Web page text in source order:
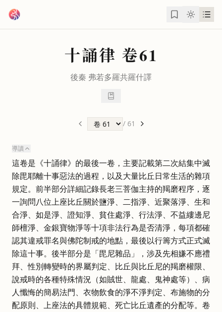
十誦律 卷61
後秦 弗若多羅共羅什譯
/ 61
導讀
這卷是《十誦律》的最後一卷，主要記載第二次結集中滅
除毘耶離十事惡法的過程，以及大量比丘日常生活的雜項
規定。前半部分詳細記錄長老三菩伽主持的羯磨程序，逐
一詢問八位上座比丘關於鹽淨、二指淨、近聚落淨、生和
合淨、如是淨、證知淨、貧住處淨、行法淨、不益縷邊尼
師檀淨、金銀寶物淨等十項非法行為是否清淨，每項都確
認其違戒罪名與佛陀制戒的地點，最後以行籌方式正式滅
除這十事。後半部分是「毘尼雜品」，涉及先相嫌不應禮
拜、性別轉變時的界屬判定、比丘與比丘尼的羯磨權限、
說戒時的各種特殊情況（如賊世、龍處、鬼神處等）、病
人懺悔的簡易法門、衣物飲食的淨不淨判定、布施物的分
配原則、上座法的具體規範、死亡比丘遺產的分配等。卷